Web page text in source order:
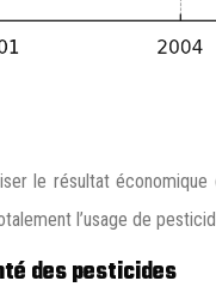
le résultat
l’usage de
des pesticides